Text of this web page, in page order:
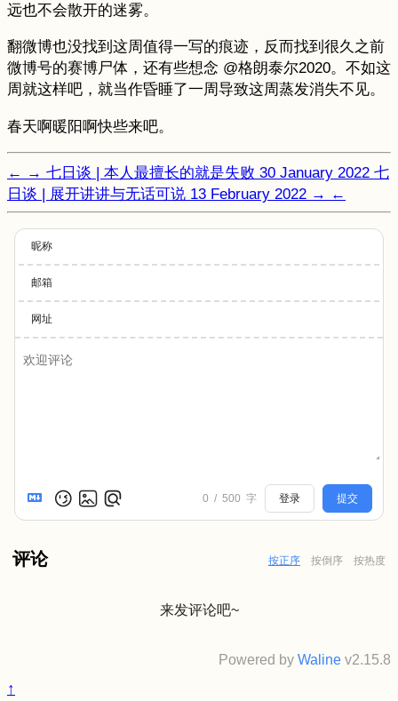
远也不会散开的迷雾。
翻微博也没找到这周值得一写的痕迹，反而找到很久之前
微博号的赛博尸体，还有些想念 @格朗泰尔2020。不如这
周就这样吧，就当作昏睡了一周导致这周蒸发消失不见。
春天啊暖阳啊快些来吧。
← → 七日谈 | 本人最擅长的就是失败 30 January 2022 七
日谈 | 展开讲讲与无话可说 13 February 2022 → ←
昵称
邮箱
网址
0 / 500 字 登录 提交
评论 按正序 按倒序 按热度
来发评论吧~
Powered by Waline v2.15.8
↑